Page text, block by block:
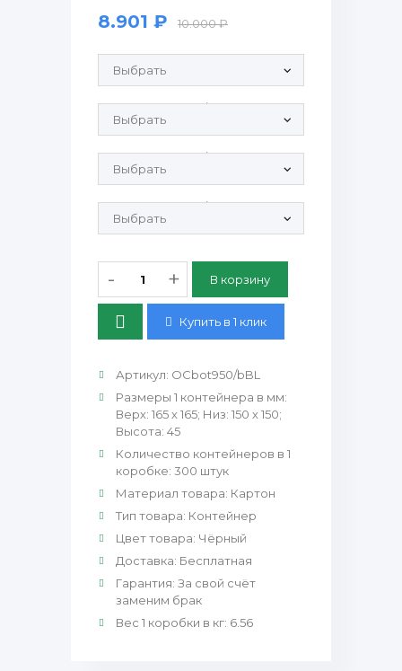
8.901 ₽ 10.000 ₽
Продающие рулонные этикетки:
Крышка OC 950-1250/0 ПЭТ:
Крышка OC 950-1250/40 ПЭТ:
Крышка OC 950-1250/0 Крафт PP:
- +
Купить в 1 клик
Артикул: OCbot950/bBL
Размеры 1 контейнера в мм:
Верх: 165 х 165; Низ: 150 х 150;
Высота: 45
Количество контейнеров в 1
коробке: 300 штук
Материал товара: Картон
Тип товара: Контейнер
Цвет товара: Чёрный
Доставка: Бесплатная
Гарантия: За свой счёт
заменим брак
Вес 1 коробки в кг: 6.56